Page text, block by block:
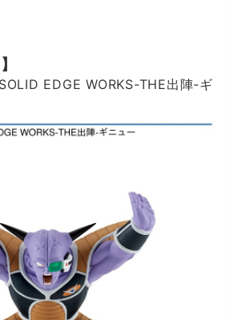
EDGE WORKS-THE出陣-ギ